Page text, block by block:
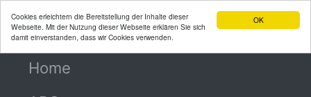
OK
Cookies erleichtern die Bereitstellung der Inhalte dieser
Webseite. Mit der Nutzung dieser Webseite erklären Sie sich
damit einverstanden, dass wir Cookies verwenden.
Home